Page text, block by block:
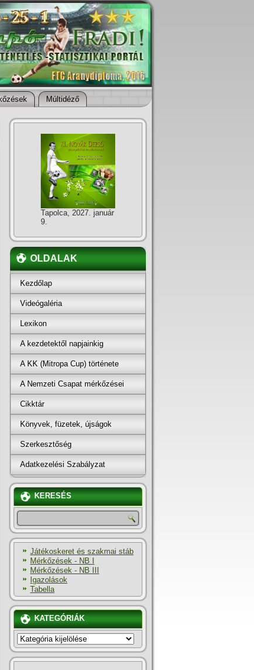
Múltidéző
Tapolca, 2027. január
9.
OLDALAK
Kezdőlap
Videógaléria
Lexikon
A kezdetektől napjainkig
A KK (Mitropa Cup) története
A Nemzeti Csapat mérkőzései
Cikktár
Könyvek, füzetek, újságok
Szerkesztőség
Adatkezelési Szabályzat
KERESÉS
Játékoskeret és szakmai stáb
Mérkőzések - NB I
Mérkőzések - NB III
Igazolások
Tabella
KATEGÓRIÁK
KATEGÓRIÁK